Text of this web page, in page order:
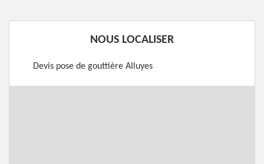
NOUS LOCALISER
Devis pose de gouttière Alluyes